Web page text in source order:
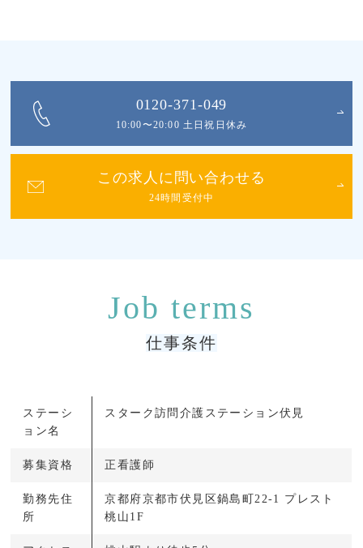
0120-371-049
10:00〜20:00 土日祝日休み
この求人に問い合わせる
24時間受付中
仕事条件
ステーシ
ョン名
スターク訪問介護ステーション伏見
募集資格 正看護師
勤務先住
所
京都府京都市伏見区鍋島町22-1 プレスト
桃山1F